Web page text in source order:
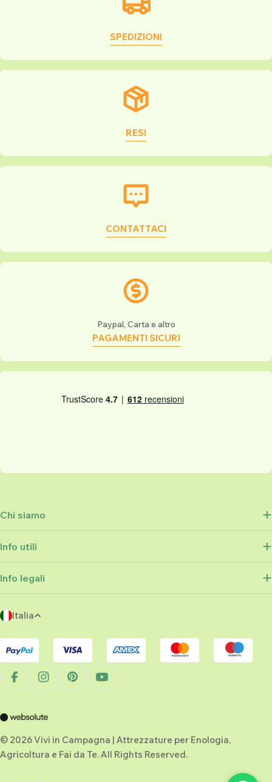
SPEDIZIONI
RESI
CONTATTACI
Paypal, Carta e altro
PAGAMENTI SICURI
Chi siamo
Info utili
Info legali
P
e
s
e
r
e
g
i
Italia
Metodi
di
pagamento
FacebookInstagramPinterestYouTube
© 2026 Vivi in Campagna | Attrezzature per Enologia,
Agricoltura e Fai da Te. All Rights Reserved.